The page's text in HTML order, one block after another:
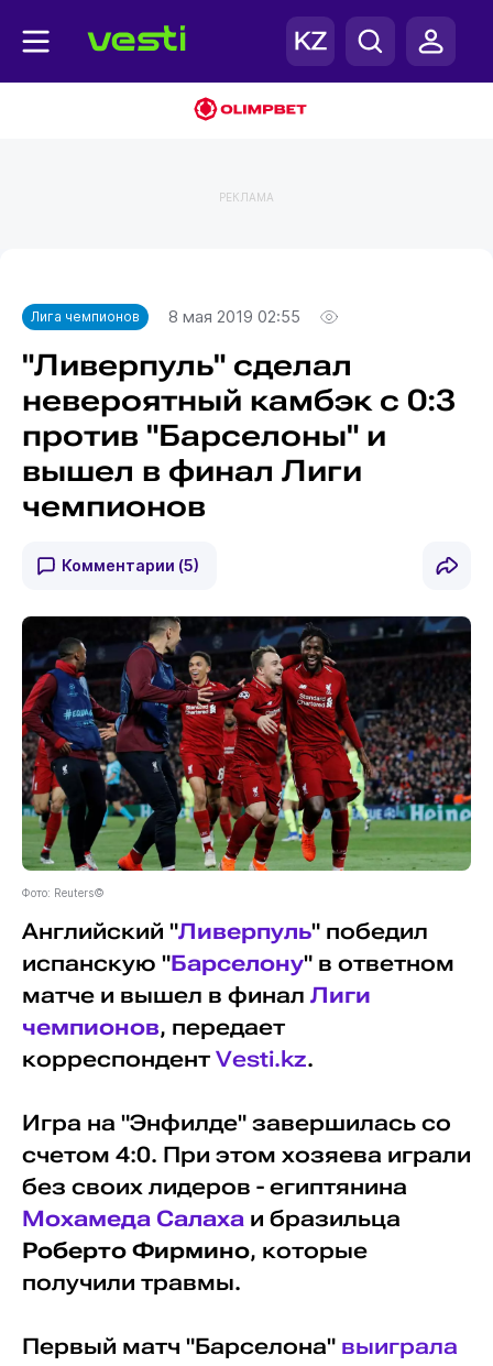
РЕКЛАМА
Лига чемпионов 8 мая 2019 02:55
"Ливерпуль" сделал
невероятный камбэк с 0:3
против "Барселоны" и
вышел в финал Лиги
чемпионов
Комментарии (5)
Фото: Reuters©
Английский "Ливерпуль" победил
испанскую "Барселону" в ответном
матче и вышел в финал Лиги
чемпионов, передает
корреспондент Vesti.kz.
Игра на "Энфилде" завершилась со
счетом 4:0. При этом хозяева играли
без своих лидеров - египтянина
Мохамеда Салахаи бразильца
Роберто Фирмино, которые
получили травмы.
Первый матч "Барселона" выиграла